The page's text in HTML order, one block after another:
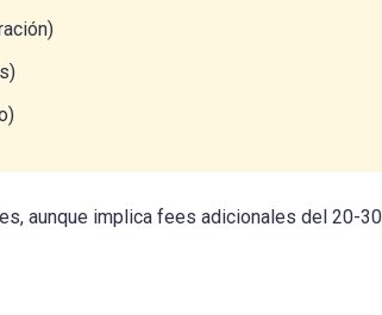
aunque implica fees adicionales del 20-